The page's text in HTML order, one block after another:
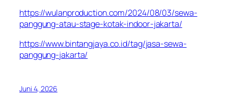
https://wulanproduction.com/2024/08/03/sewa-
panggung-atau-stage-kotak-indoor-jakarta/
https://www.bintangjaya.co.id/tag/jasa-sewa-
panggung-jakarta/
Juni 4, 2026